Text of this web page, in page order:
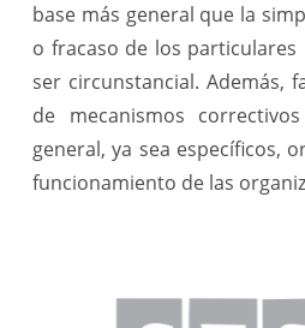
base más general que la
o fracaso de los
ser circunstancial. Además,
de mecanismos
general, ya sea específicos,
funcionamiento de las